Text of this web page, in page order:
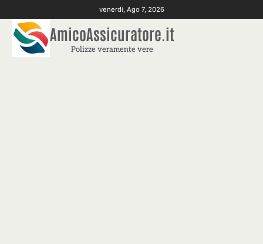
to
content
venerdì, Ago 7, 2026
AmicoAssicuratore.it
Polizze veramente vere